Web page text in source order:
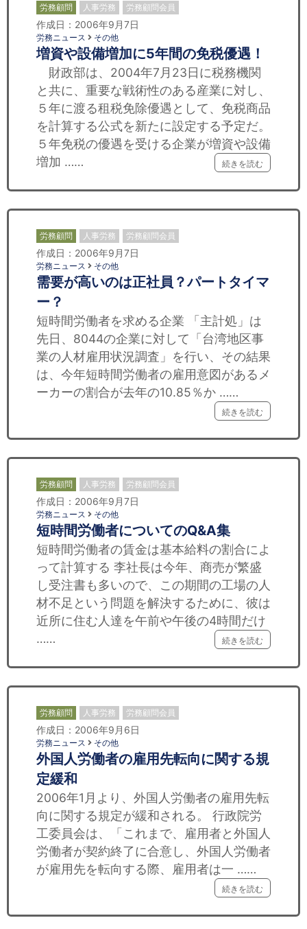
労務顧問 人事労務 労務顧問会員
作成日：2006年9月7日
労務ニュース その他
増資や設備増加に5年間の免税優遇！
財政部は、2004年7月23日に税務機関
と共に、重要な戦術性のある産業に対し、
５年に渡る租税免除優遇として、免税商品
を計算する公式を新たに設定する予定だ。
５年免税の優遇を受ける企業が増資や設備
増加 ……
続きを読む
労務顧問 人事労務 労務顧問会員
作成日：2006年9月7日
労務ニュース その他
需要が高いのは正社員？パートタイマ
ー？
短時間労働者を求める企業 「主計処」は
先日、8044の企業に対して「台湾地区事
業の人材雇用状況調査」を行い、その結果
は、今年短時間労働者の雇用意図があるメ
ーカーの割合が去年の10.85％か ……
続きを読む
労務顧問 人事労務 労務顧問会員
作成日：2006年9月7日
労務ニュース その他
短時間労働者についてのQ&A集
短時間労働者の賃金は基本給料の割合によ
って計算する 李社長は今年、商売が繁盛
し受注書も多いので、この期間の工場の人
材不足という問題を解決するために、彼は
近所に住む人達を午前や午後の4時間だけ
……
続きを読む
労務顧問 人事労務 労務顧問会員
作成日：2006年9月6日
労務ニュース その他
外国人労働者の雇用先転向に関する規
定緩和
2006年1月より、外国人労働者の雇用先転
向に関する規定が緩和される。 行政院労
工委員会は、「これまで、雇用者と外国人
労働者が契約終了に合意し、外国人労働者
が雇用先を転向する際、雇用者は一 ……
続きを読む